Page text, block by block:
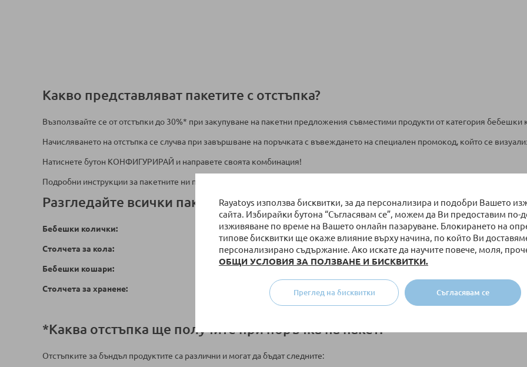
Rayatoys използва бисквитки, за да персонализира и подобри Вашето
сайта. Избирайки бутона “Съгласявам се”, можем да Ви предоставим по-
изживяване по време на Вашето онлайн пазаруване. Блокирането на
типове бисквитки ще окаже влияние върху начина, по който Ви
персонализирано съдържание. Ако искате да научите повече, моля,
ОБЩИ УСЛОВИЯ ЗА ПОЛЗВАНЕ И БИСКВИТКИ.
Съгласявам се
Преглед на бисквитки
Какво представляват пакетите с отстъпка?
Възползвайте се от отстъпки до 30%* при закупуване на пакетни предложения съвместими продукти от категория бебешки
Начисляването на отстъпка се случва при завършване на поръчката с въвеждането на специален промокод, който се
Натиснете бутон КОНФИГУРИРАЙ и направете своята комбинация!
Подробни инструкции за пакетните ни предложения можете да прочетете
Разгледайте всички пакети с отстъпка:
Бебешки колички:
Столчета за кола:
Бебешки кошари:
Столчета за хранене:
*Каква отстъпка ще получите при поръчка на пакет?
Отстъпките за бъндъл продуктите са различни и могат да бъдат следните: